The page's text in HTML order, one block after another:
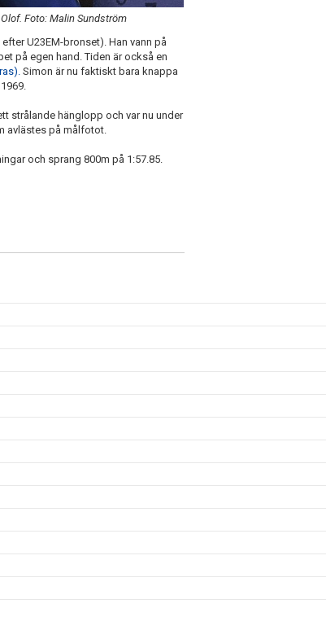
Foto: Malin Sundström
U23EM-bronset). Han vann på
på egen hand. Tiden är också en
Simon är nu faktiskt bara knappa
strålande hänglopp och var nu under
avlästes på målfotot.
och sprang 800m på 1:57.85.